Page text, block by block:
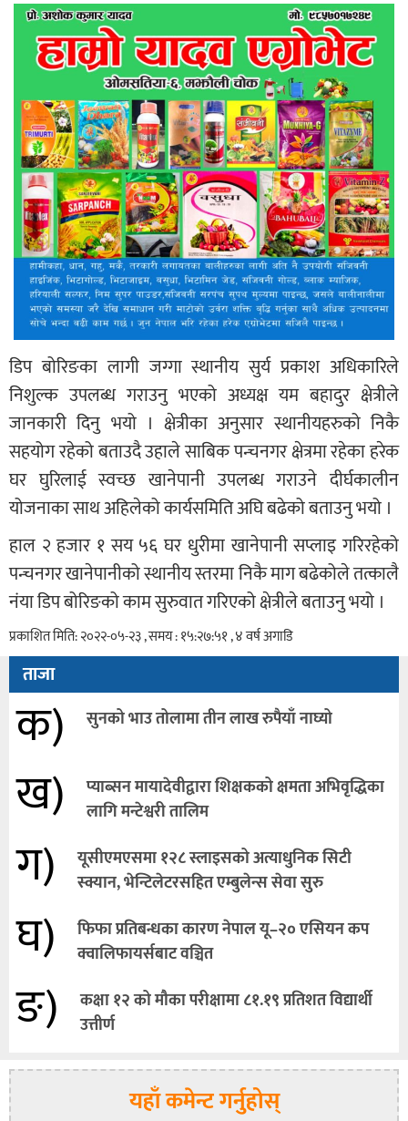
डिप बोरिङका लागी जग्गा स्थानीय सुर्य प्रकाश अधिकारिले
निशुल्क उपलब्ध गराउनु भएको अध्यक्ष यम बहादुर क्षेत्रीले
जानकारी दिनु भयो । क्षेत्रीका अनुसार स्थानीयहरुको निकै
सहयोग रहेको बताउदै उहाले साबिक पन्चनगर क्षेत्रमा रहेका हरेक
घर घुरिलाई स्वच्छ खानेपानी उपलब्ध गराउने दीर्घकालीन
योजनाका साथ अहिलेको कार्यसमिति अघि बढेको बताउनु भयो ।
हाल २ हजार १ सय ५६ घर धुरीमा खानेपानी सप्लाइ गरिरहेको
पन्चनगर खानेपानीको स्थानीय स्तरमा निकै माग बढेकोले तत्कालै
नंया डिप बोरिङको काम सुरुवात गरिएको क्षेत्रीले बताउनु भयो ।
प्रकाशित मिति: २०२२-०५-२३ , समय : १५:२७:५१ , ४ वर्ष अगाडि
ताजा
क) सुनको भाउ तोलामा तीन लाख रुपैयाँ नाघ्यो
ख)
प्याब्सन मायादेवीद्वारा शिक्षकको क्षमता अभिवृद्धिका
लागि मन्टेश्वरी तालिम
ग)
यूसीएमएसमा १२८ स्लाइसको अत्याधुनिक सिटी
स्क्यान, भेन्टिलेटरसहित एम्बुलेन्स सेवा सुरु
घ)
फिफा प्रतिबन्धका कारण नेपाल यू–२० एसियन कप
क्वालिफायर्सबाट वञ्चित
ङ)
कक्षा १२ को मौका परीक्षामा ८१.१९ प्रतिशत विद्यार्थी
उत्तीर्ण
यहाँ कमेन्ट गर्नुहोस्